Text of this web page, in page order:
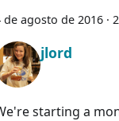
de agosto de 2016 ·
jlord
starting a